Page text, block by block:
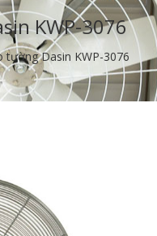
KWP-3076
tường Dasin KWP-3076